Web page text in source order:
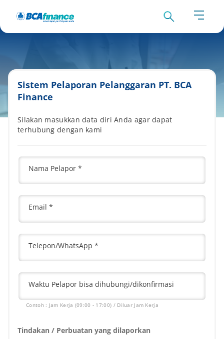
Sistem Pelaporan Pelanggaran PT. BCA
Finance
Silakan masukkan data diri Anda agar dapat
terhubung dengan kami
Nama Pelapor *
Email *
Telepon/WhatsApp *
Waktu Pelapor bisa dihubungi/dikonfirmasi
Contoh : Jam Kerja (09:00 - 17:00) / Diluar Jam Kerja
Tindakan / Perbuatan yang dilaporkan